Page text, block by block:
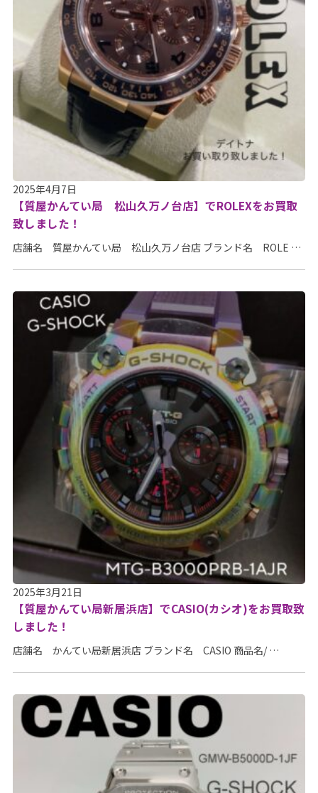
2025年4月7日
【質屋かんてい局 松山久万ノ台店】でROLEXをお買取
致しました！
店舗名 質屋かんてい局 松山久万ノ台店 ブランド名 ROLE …
2025年3月21日
【質屋かんてい局新居浜店】でCASIO(カシオ)をお買取致
しました！
店舗名 かんてい局新居浜店 ブランド名 CASIO 商品名/ …